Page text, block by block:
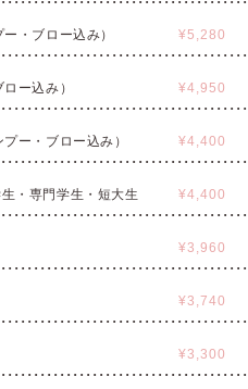
・ブロー込み） ¥5,280
ー込み） ¥4,950
ー・ブロー込み） ¥4,400
・専門学生・短大生 ¥4,400
¥3,960
¥3,740
¥3,300